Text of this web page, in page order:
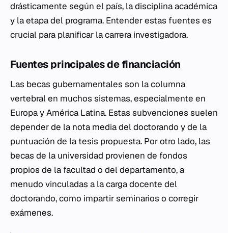
drásticamente según el país, la disciplina académica
y la etapa del programa. Entender estas fuentes es
crucial para planificar la carrera investigadora.
Fuentes principales de financiación
Las becas gubernamentales son la columna
vertebral en muchos sistemas, especialmente en
Europa y América Latina. Estas subvenciones suelen
depender de la nota media del doctorando y de la
puntuación de la tesis propuesta. Por otro lado, las
becas de la universidad provienen de fondos
propios de la facultad o del departamento, a
menudo vinculadas a la carga docente del
doctorando, como impartir seminarios o corregir
exámenes.